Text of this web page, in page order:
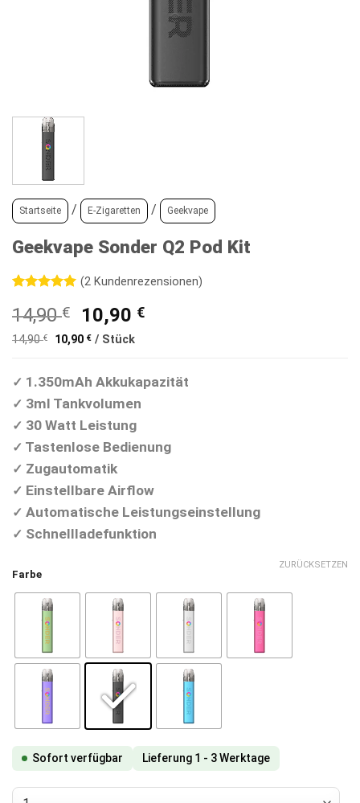
Startseite / E-Zigaretten / Geekvape
Geekvape Sonder Q2 Pod Kit
mit 5von
5, basierend
auf
(2Kundenrezensionen)
14,90€
Ursprünglicher
Preis
14,90 €
10,90 €Aktueller
10,90 €.
14,90€ 10,90€ / Stück
✓ 1.350mAh Akkukapazität
✓ 3ml Tankvolumen
✓ 30 Watt Leistung
✓ Tastenlose Bedienung
✓ Zugautomatik
✓ Einstellbare Airflow
✓ Automatische Leistungseinstellung
✓ Schnellladefunktion
Farbe
ZURÜCKSETZEN
Sofort verfügbar Lieferung 1 - 3 Werktage
Geekvape Sonder Q2 Pod Kit Menge